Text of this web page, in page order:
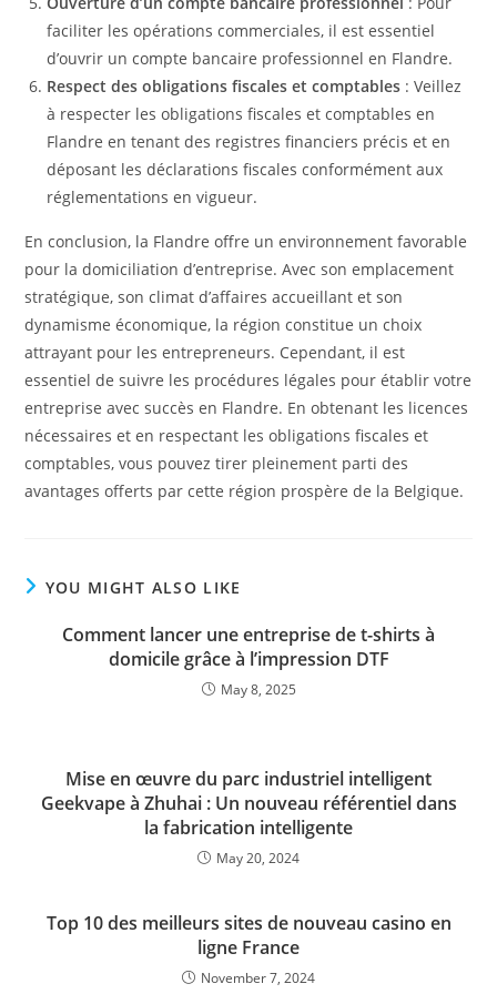
faciliter les opérations commerciales, il est essentiel
d’ouvrir un compte bancaire professionnel en Flandre.
Respect des obligations fiscales et comptables : Veillez
à respecter les obligations fiscales et comptables en
Flandre en tenant des registres financiers précis et en
déposant les déclarations fiscales conformément aux
réglementations en vigueur.
En conclusion, la Flandre offre un environnement favorable
pour la domiciliation d’entreprise. Avec son emplacement
stratégique, son climat d’affaires accueillant et son
dynamisme économique, la région constitue un choix
attrayant pour les entrepreneurs. Cependant, il est
essentiel de suivre les procédures légales pour établir votre
entreprise avec succès en Flandre. En obtenant les licences
nécessaires et en respectant les obligations fiscales et
comptables, vous pouvez tirer pleinement parti des
avantages offerts par cette région prospère de la Belgique.
YOU MIGHT ALSO LIKE
Comment lancer une entreprise de t-shirts à
domicile grâce à l’impression DTF
May 8, 2025
Mise en œuvre du parc industriel intelligent
Geekvape à Zhuhai : Un nouveau référentiel dans
la fabrication intelligente
May 20, 2024
Top 10 des meilleurs sites de nouveau casino en
ligne France
November 7, 2024